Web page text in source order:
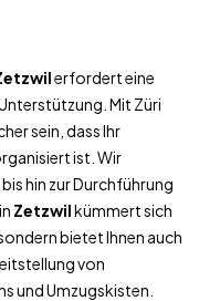
erfordert eine
Mit Züri
sein, dass Ihr
ist. Wir
hin zur Durchführung
Zetzwilkümmert sich
bietet Ihnen auch
von
und Umzugskisten.